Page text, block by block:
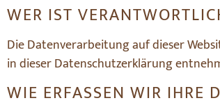
WER IST
Die Datenverarbeitung auf dieser
in dieser Datenschutzerklärung
WIE ERFASSEN WIR IHRE